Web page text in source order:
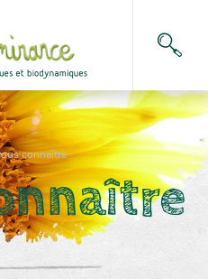
connaître